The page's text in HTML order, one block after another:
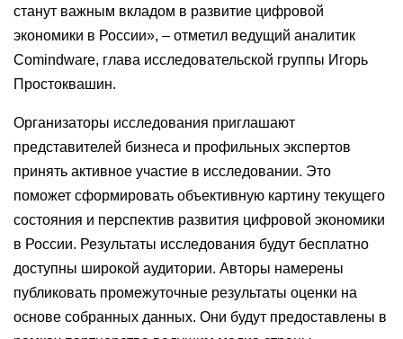
станут важным вкладом в развитие цифровой
экономики в России», ‒ отметил ведущий аналитик
Comindware, глава исследовательской группы Игорь
Простоквашин.
Организаторы исследования приглашают
представителей бизнеса и профильных экспертов
принять активное участие в исследовании. Это
поможет сформировать объективную картину текущего
состояния и перспектив развития цифровой экономики
в России. Результаты исследования будут бесплатно
доступны широкой аудитории. Авторы намерены
публиковать промежуточные результаты оценки на
основе собранных данных. Они будут предоставлены в